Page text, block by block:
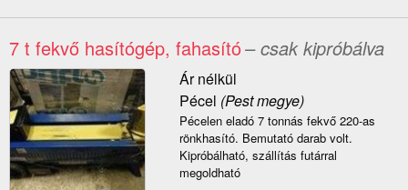
7 t fekvő hasítógép, fahasító– csak kipróbálva
Ár nélkül
Pécel (Pest megye)
Pécelen eladó 7 tonnás fekvő 220-as
rönkhasító. Bemutató darab volt.
Kipróbálható, szállítás futárral
megoldható